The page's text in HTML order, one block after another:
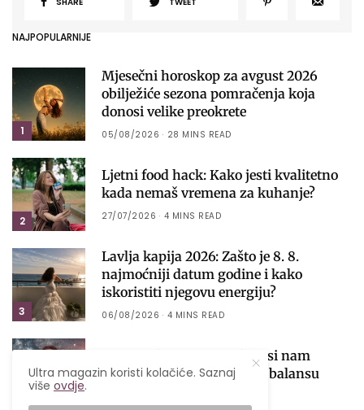
NAJPOPULARNIJE
1
Mjesečni horoskop za avgust 2026
obilježiće sezona pomračenja koja
donosi velike preokrete
05/08/2026 28 MINS READ
2
Ljetni food hack: Kako jesti kvalitetno
kada nemaš vremena za kuhanje?
27/07/2026 4 MINS READ
3
Lavlja kapija 2026: Zašto je 8. 8.
najmoćniji datum godine i kako
iskoristiti njegovu energiju?
06/08/2026 4 MINS READ
Venera ulazi u Vagu i donosi nam
najfiniju lekciju o ljubavi i balansu
Ultra magazin koristi kolačiće. Saznaj
višeovdje.